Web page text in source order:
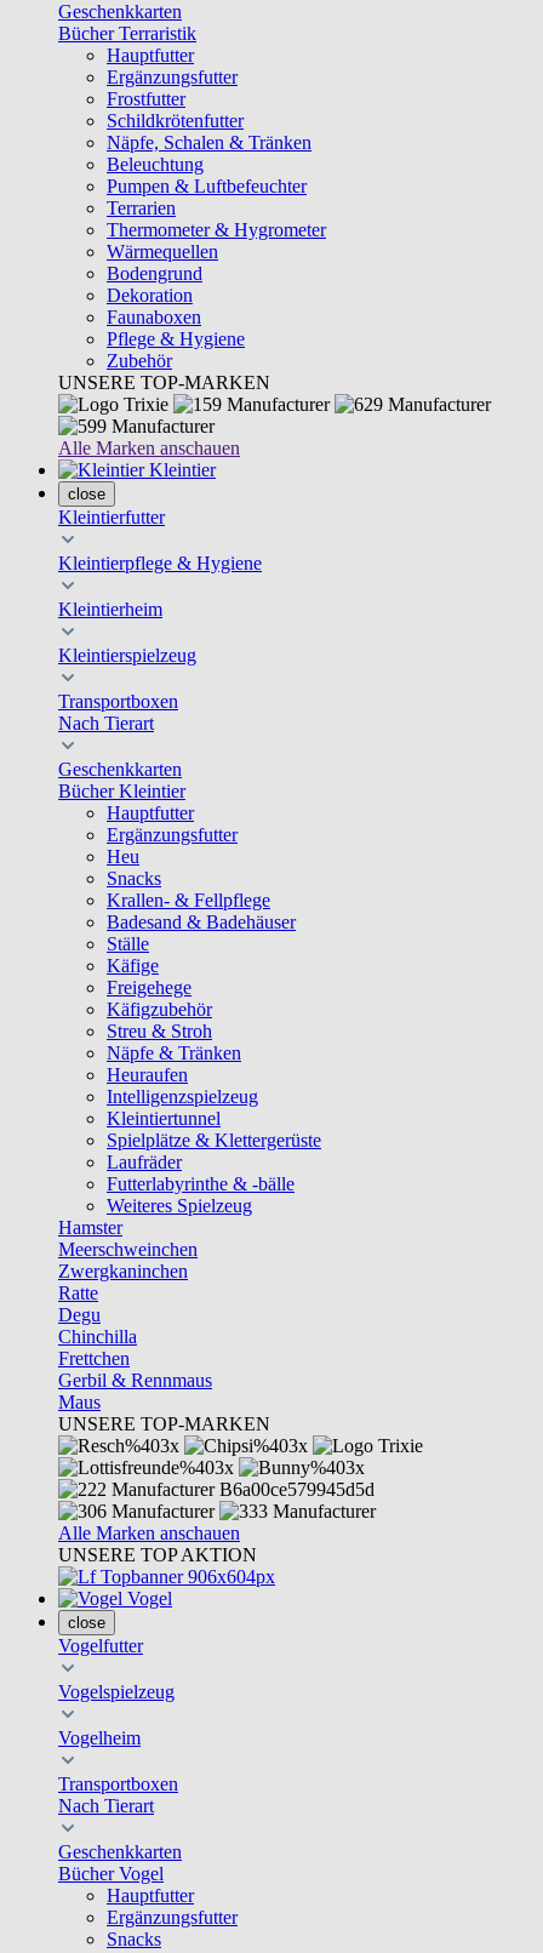
Geschenkkarten
Bücher Terraristik
Hauptfutter
Ergänzungsfutter
Frostfutter
Schildkrötenfutter
Näpfe, Schalen & Tränken
Beleuchtung
Pumpen & Luftbefeuchter
Terrarien
Thermometer & Hygrometer
Wärmequellen
Bodengrund
Dekoration
Faunaboxen
Pflege & Hygiene
Zubehör
UNSERE TOP-MARKEN
Alle Marken anschauen
Kleintier
close
Kleintierfutter
Kleintierpflege & Hygiene
Kleintierheim
Kleintierspielzeug
Transportboxen
Nach Tierart
Geschenkkarten
Bücher Kleintier
Hauptfutter
Ergänzungsfutter
Heu
Snacks
Krallen- & Fellpflege
Badesand & Badehäuser
Ställe
Käfige
Freigehege
Käfigzubehör
Streu & Stroh
Näpfe & Tränken
Heuraufen
Intelligenzspielzeug
Kleintiertunnel
Spielplätze & Klettergerüste
Laufräder
Futterlabyrinthe & -bälle
Weiteres Spielzeug
Hamster
Meerschweinchen
Zwergkaninchen
Ratte
Degu
Chinchilla
Frettchen
Gerbil & Rennmaus
Maus
UNSERE TOP-MARKEN
Alle Marken anschauen
UNSERE TOP AKTION
Vogel
close
Vogelfutter
Vogelspielzeug
Vogelheim
Transportboxen
Nach Tierart
Geschenkkarten
Bücher Vogel
Hauptfutter
Ergänzungsfutter
Snacks